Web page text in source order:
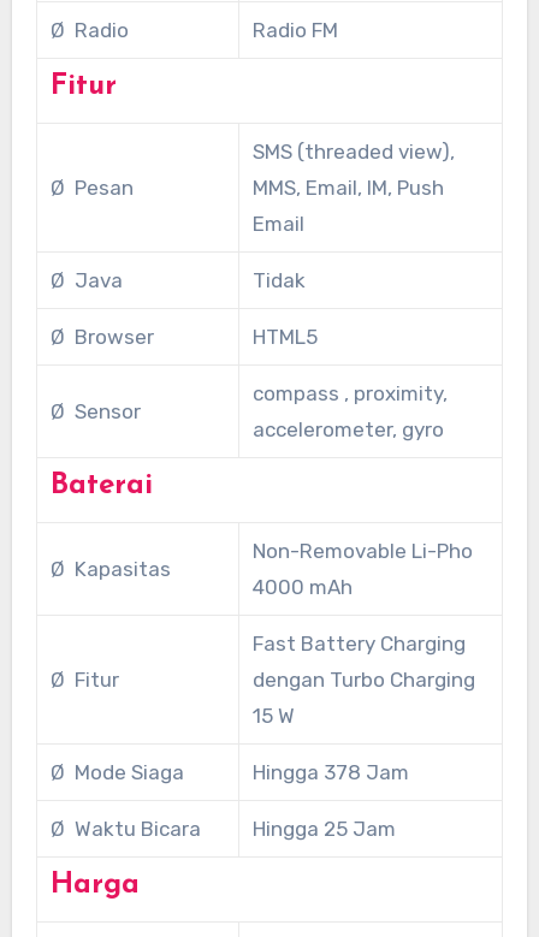
Ø Radio Radio FM
Fitur
Ø Pesan
SMS (threaded view),
MMS, Email, IM, Push
Email
Ø Java Tidak
Ø Browser HTML5
Ø Sensor
compass , proximity,
accelerometer, gyro
Baterai
Ø Kapasitas
Non-Removable Li-Pho
4000 mAh
Ø Fitur
Fast Battery Charging
dengan Turbo Charging
15 W
Ø Mode Siaga Hingga 378 Jam
Ø Waktu Bicara Hingga 25 Jam
Harga